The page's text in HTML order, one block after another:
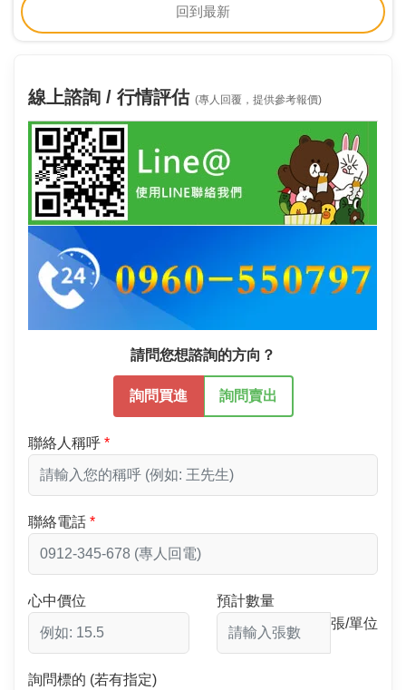
回到最新
線上諮詢 / 行情評估 (專人回覆，提供參考報價)
請問您想諮詢的方向？
詢問買進 詢問賣出
聯絡人稱呼
聯絡電話
心中價位
預計數量
張/單位
詢問標的 (若有指定)